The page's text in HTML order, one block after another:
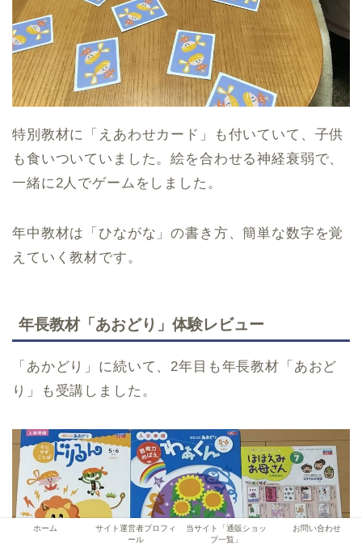
特別教材に「えあわせカード」も付いていて、子供
も食いついていました。絵を合わせる神経衰弱で、
一緒に2人でゲームをしました。
年中教材は「ひながな」の書き方、簡単な数字を覚
えていく教材です。
年長教材「あおどり」体験レビュー
「あかどり」に続いて、2年目も年長教材「あおど
り」も受講しました。
ホーム
サイト運営者プロフィ
ール
当サイト「通販ショッ
プ一覧」
お問い合わせ